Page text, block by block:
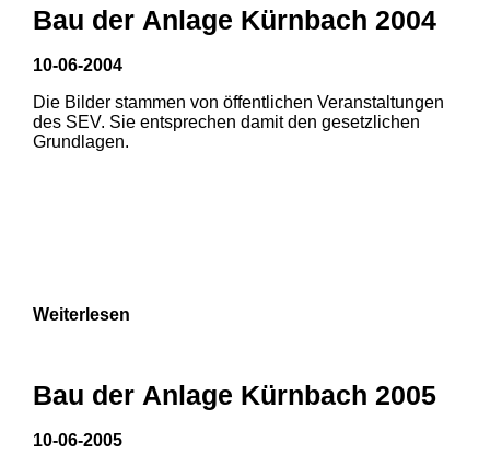
1 2 3
Bau der Anlage Kürnbach 2004
10-06-2004
Die Bilder stammen von öffentlichen Veranstaltungen
des SEV. Sie entsprechen damit den gesetzlichen
Grundlagen.
Weiterlesen
Bau der Anlage Kürnbach 2005
10-06-2005